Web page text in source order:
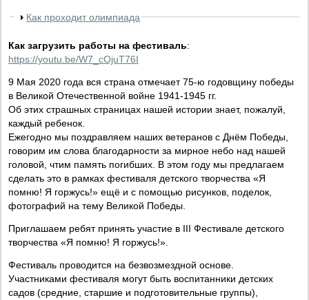
Как проходит олимпиада
Как загрузить работы на фестиваль:
https://youtu.be/W7_cOjuT76I
9 Мая 2020 года вся страна отмечает 75-ю годовщину победы
в Великой Отечественной войне 1941-1945 гг.
Об этих страшных страницах нашей истории знает, пожалуй,
каждый ребенок.
Ежегодно мы поздравляем наших ветеранов с Днём Победы,
говорим им слова благодарности за мирное небо над нашей
головой, чтим память погибших. В этом году мы предлагаем
сделать это в рамках фестиваля детского творчества «Я
помню! Я горжусь!» ещё и с помощью рисунков, поделок,
фотографий на тему Великой Победы.
Приглашаем ребят принять участие в III Фестивале детского
творчества «Я помню! Я горжусь!».
Фестиваль проводится на безвозмездной основе.
Участниками фестиваля могут быть воспитанники детских
садов (средние, старшие и подготовительные группы),